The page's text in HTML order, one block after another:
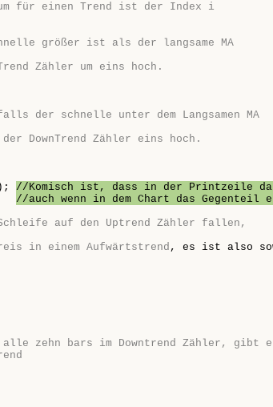
für einen Trend ist der Index i
größer ist als der langsame MA
Zähler um eins hoch.
der schnelle unter dem Langsamen MA
DownTrend Zähler eins hoch.
//Komisch ist, dass in der Printzeile
//auch wenn in dem Chart das Gegenteil
auf den Uptrend Zähler fallen,
in einem Aufwärtstrend , es ist also
zehn bars im Downtrend Zähler, gibt